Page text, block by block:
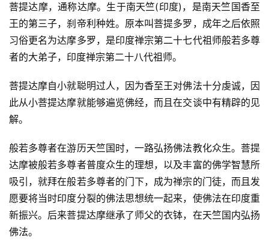
菩提达摩，通称达摩。生于南天竺(印度)，是南天竺国香至
王的第三子，刹帝利种姓。原本叫菩提多罗，成年之后依照
习俗更名为达摩多罗，是印度禅宗第二十七代祖师般若多尊
者的大弟子，印度禅宗第二十八代祖师。
菩提达摩自小就聪明过人，因为香至王对佛法十分虔诚，因
此从小菩提达摩就能够遍览佛经，而且在交谈中有精辟的见
解。
般若多尊者在游历天竺国时，一路弘扬佛法教化众生。菩提
达摩被般若多尊者普度众生的理想，以及丰富的佛学智慧所
吸引，就拜在般若多尊者的门下，成为禅宗的门徒，而且发
愿要将当时印度分裂的佛法思想统一起来，使佛法在印度重
新振兴。后来菩提达摩继承了师父的衣钵，在天竺国内弘扬
佛法。